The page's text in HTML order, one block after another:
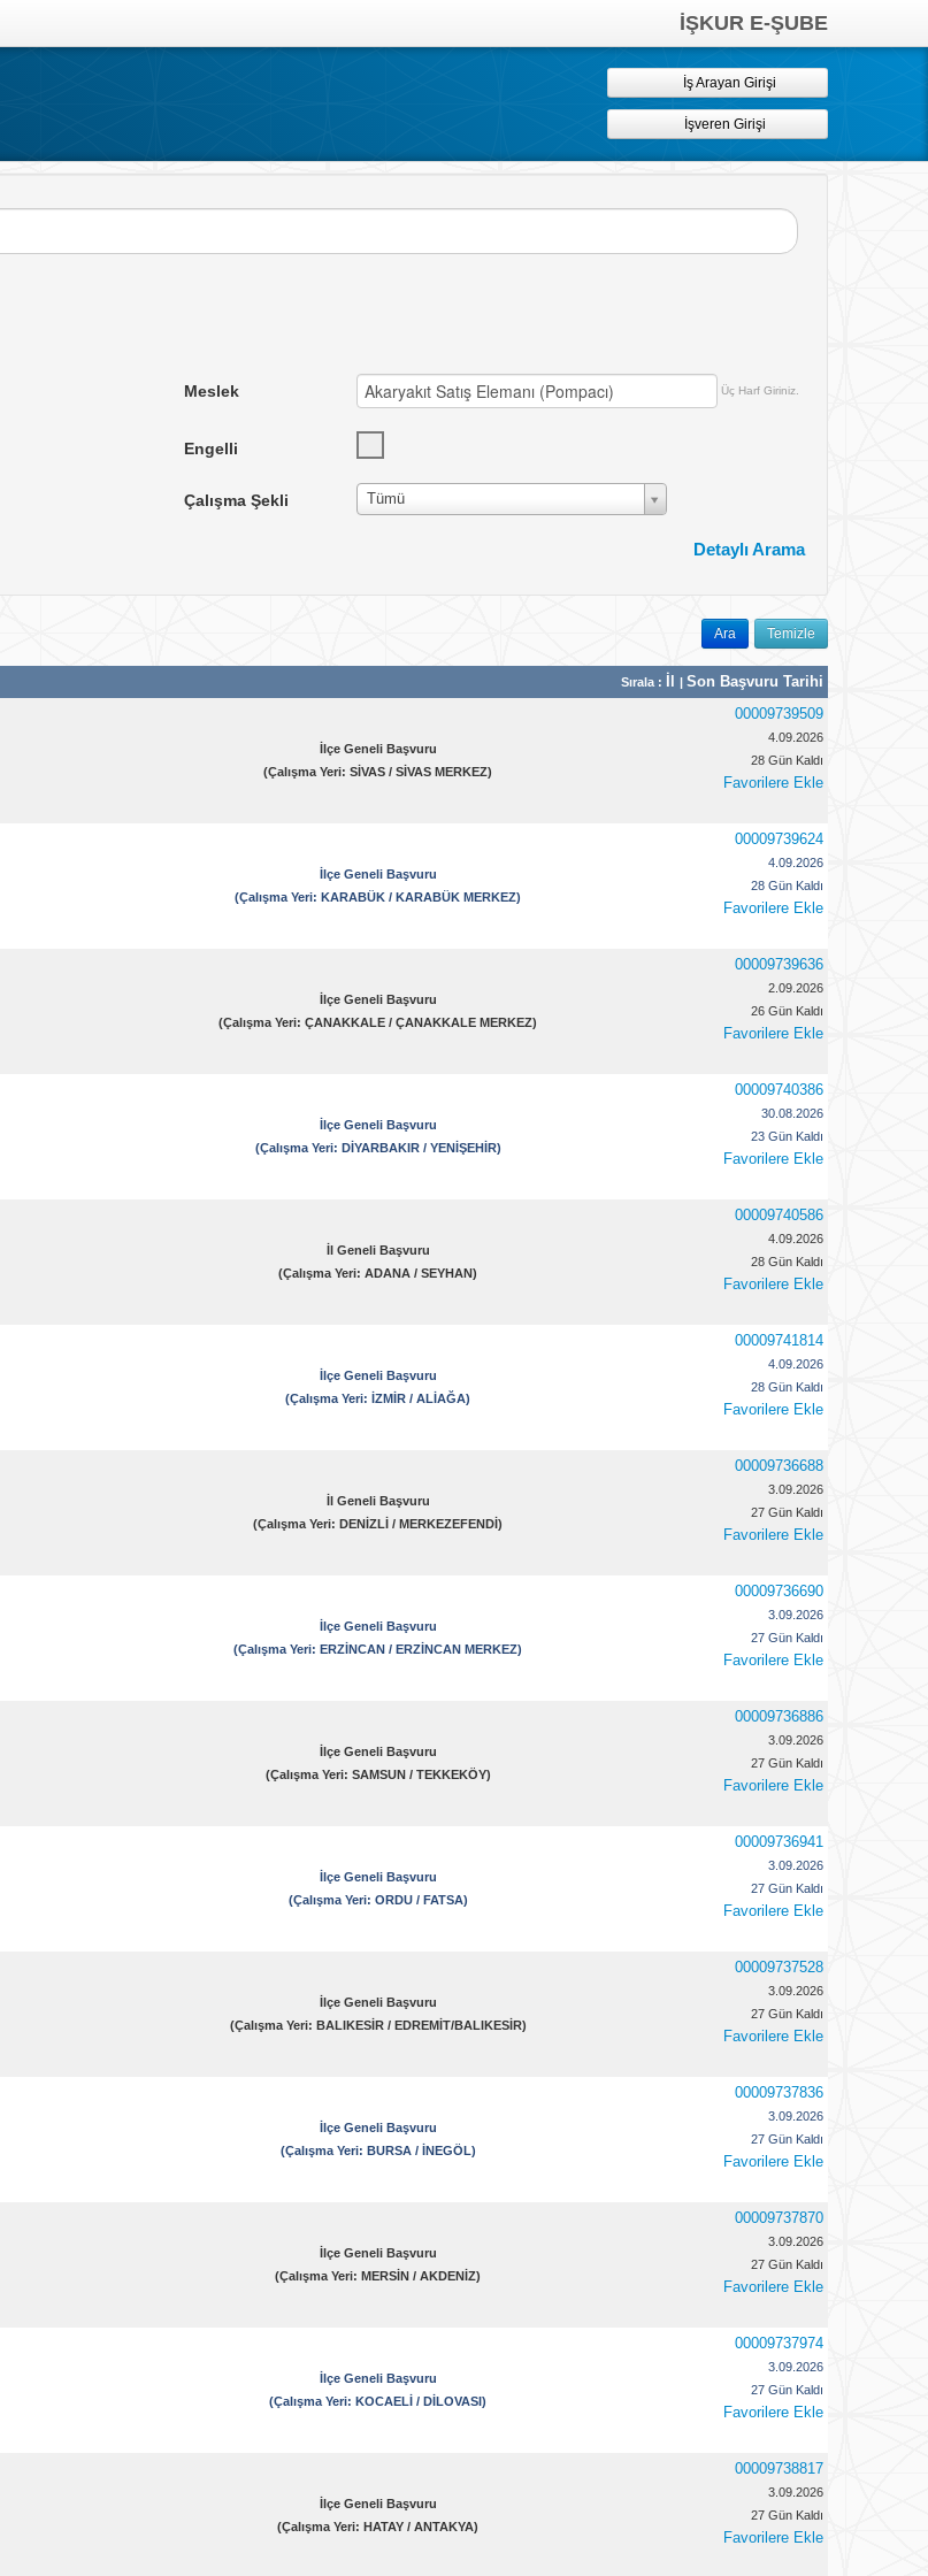
İŞKUR E-ŞUBE
İş Arayan Girişi
İşveren Girişi
Meslek Üç Harf Giriniz.
Engelli
Çalışma Şekli Tümü
Detaylı Arama
Ara Temizle
Sırala : | Son Başvuru Tarihi
İlçe Geneli Başvuru
(Çalışma Yeri: SİVAS / SİVAS MERKEZ)
00009739509
4.09.2026
28 Gün Kaldı
Favorilere Ekle
İlçe Geneli Başvuru
(Çalışma Yeri: KARABÜK / KARABÜK MERKEZ)
00009739624
4.09.2026
28 Gün Kaldı
Favorilere Ekle
İlçe Geneli Başvuru
(Çalışma Yeri: ÇANAKKALE / ÇANAKKALE MERKEZ)
00009739636
2.09.2026
26 Gün Kaldı
Favorilere Ekle
İlçe Geneli Başvuru
(Çalışma Yeri: DİYARBAKIR / YENİŞEHİR)
00009740386
30.08.2026
23 Gün Kaldı
Favorilere Ekle
İl Geneli Başvuru
(Çalışma Yeri: ADANA / SEYHAN)
00009740586
4.09.2026
28 Gün Kaldı
Favorilere Ekle
İlçe Geneli Başvuru
(Çalışma Yeri: İZMİR / ALİAĞA)
00009741814
4.09.2026
28 Gün Kaldı
Favorilere Ekle
İl Geneli Başvuru
(Çalışma Yeri: DENİZLİ / MERKEZEFENDİ)
00009736688
3.09.2026
27 Gün Kaldı
Favorilere Ekle
İlçe Geneli Başvuru
(Çalışma Yeri: ERZİNCAN / ERZİNCAN MERKEZ)
00009736690
3.09.2026
27 Gün Kaldı
Favorilere Ekle
İlçe Geneli Başvuru
(Çalışma Yeri: SAMSUN / TEKKEKÖY)
00009736886
3.09.2026
27 Gün Kaldı
Favorilere Ekle
İlçe Geneli Başvuru
(Çalışma Yeri: ORDU / FATSA)
00009736941
3.09.2026
27 Gün Kaldı
Favorilere Ekle
İlçe Geneli Başvuru
(Çalışma Yeri: BALIKESİR / EDREMİT/BALIKESİR)
00009737528
3.09.2026
27 Gün Kaldı
Favorilere Ekle
İlçe Geneli Başvuru
(Çalışma Yeri: BURSA / İNEGÖL)
00009737836
3.09.2026
27 Gün Kaldı
Favorilere Ekle
İlçe Geneli Başvuru
(Çalışma Yeri: MERSİN / AKDENİZ)
00009737870
3.09.2026
27 Gün Kaldı
Favorilere Ekle
İlçe Geneli Başvuru
(Çalışma Yeri: KOCAELİ / DİLOVASI)
00009737974
3.09.2026
27 Gün Kaldı
Favorilere Ekle
İlçe Geneli Başvuru
(Çalışma Yeri: HATAY / ANTAKYA)
00009738817
3.09.2026
27 Gün Kaldı
Favorilere Ekle